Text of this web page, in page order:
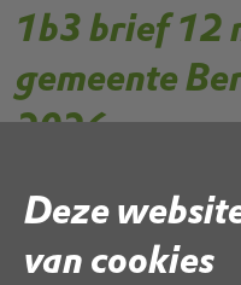
Deze
van cookies
1b3 brief 12
gemeente
2026
Volg de onderstaande link om het
2026’,